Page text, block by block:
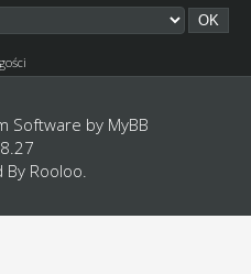
Software by MyBB
By Rooloo